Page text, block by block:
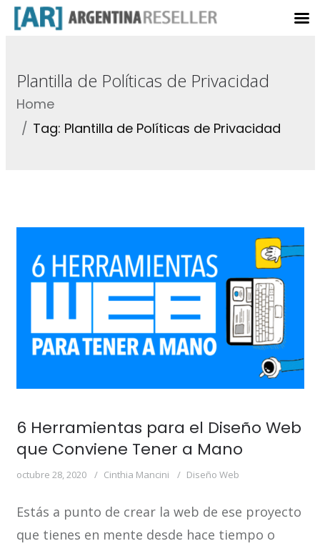
Plantilla de Políticas de Privacidad
Home
Tag: Plantilla de Políticas de Privacidad
6 Herramientas para el Diseño Web
que Conviene Tener a Mano
octubre 28, 2020 Cinthia Mancini Diseño Web
Estás a punto de crear la web de ese proyecto
que tienes en mente desde hace tiempo o